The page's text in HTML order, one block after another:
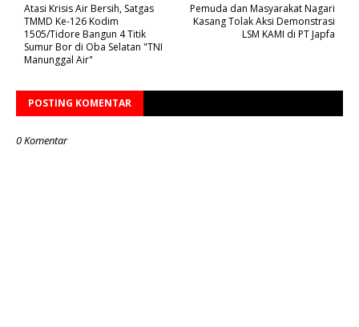
Pemuda dan Masyarakat Nagari
Kasang Tolak Aksi Demonstrasi
LSM KAMI di PT Japfa
Atasi Krisis Air Bersih, Satgas
TMMD Ke-126 Kodim
1505/Tidore Bangun 4 Titik
Sumur Bor di Oba Selatan "TNI
Manunggal Air"
POSTING KOMENTAR
0 Komentar